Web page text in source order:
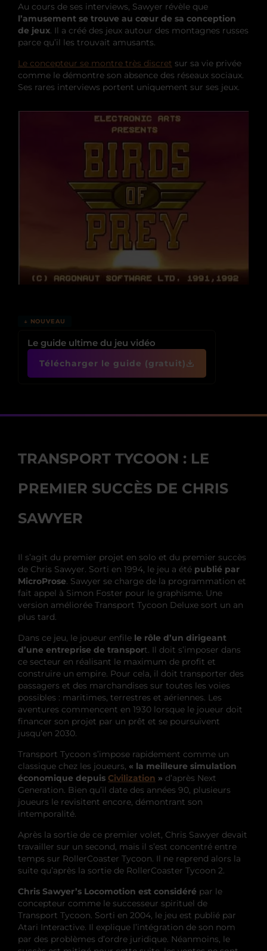
Au cours de ses interviews, Sawyer révèle que
l’amusement se trouve au cœur de sa conception
de jeux. Il a créé des jeux autour des montagnes russes
parce qu’il les trouvait amusants.
Le concepteur se montre très discret sur sa vie privée
comme le démontre son absence des réseaux sociaux.
Ses rares interviews portent uniquement sur ses jeux.
↓ NOUVEAU
Le guide ultime du jeu vidéo
Télécharger le guide (gratuit)
TRANSPORT TYCOON : LE
PREMIER SUCCÈS DE CHRIS
SAWYER
Il s’agit du premier projet en solo et du premier succès
de Chris Sawyer. Sorti en 1994, le jeu a été publié par
MicroProse. Sawyer se charge de la programmation et
fait appel à Simon Foster pour le graphisme. Une
version améliorée Transport Tycoon Deluxe sort un an
plus tard.
Dans ce jeu, le joueur enfile le rôle d’un dirigeant
d’une entreprise de transport. Il doit s’imposer dans
ce secteur en réalisant le maximum de profit et
construire un empire. Pour cela, il doit transporter des
passagers et des marchandises sur toutes les voies
possibles : maritimes, terrestres et aériennes. Les
aventures commencent en 1930 lorsque le joueur doit
financer son projet par un prêt et se poursuivent
jusqu’en 2030.
Transport Tycoon s’impose rapidement comme un
classique chez les joueurs, « la meilleure simulation
économique depuis Civilization » d’après Next
Generation. Bien qu’il date des années 90, plusieurs
joueurs le revisitent encore, démontrant son
intemporalité.
Après la sortie de ce premier volet, Chris Sawyer devait
travailler sur un second, mais il s’est concentré entre
temps sur RollerCoaster Tycoon. Il ne reprend alors la
suite qu’après la sortie de RollerCoaster Tycoon 2.
Chris Sawyer’s Locomotion est considéré par le
concepteur comme le successeur spirituel de
Transport Tycoon. Sorti en 2004, le jeu est publié par
Atari Interactive. Il explique l’intégration de son nom
par des problèmes d’ordre juridique. Néanmoins, le